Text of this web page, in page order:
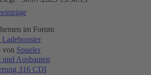
im Forum
von Spueler
und Ausbauten
316 CDI